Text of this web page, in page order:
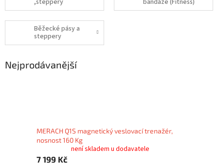
,steppery
bandáže (Fitness)
Běžecké pásy a
steppery
Nejprodávanější
MERACH Q1S magnetický veslovací trenažér,
nosnost 160 Kg
není skladem u dodavatele
7 199 Kč